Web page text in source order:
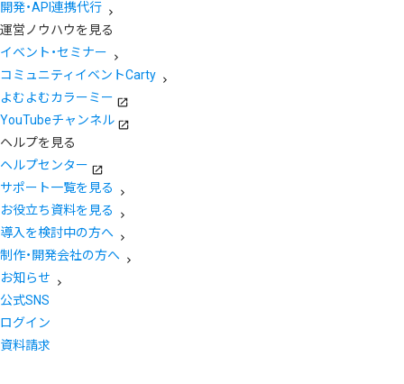
開発・API連携代行
運営ノウハウを見る
イベント・セミナー
コミュニティイベントCarty
よむよむカラーミー
YouTubeチャンネル
ヘルプを見る
ヘルプセンター
サポート一覧を見る
お役立ち資料を見る
導入を検討中の方へ
制作・開発会社の方へ
お知らせ
公式SNS
ログイン
資料請求